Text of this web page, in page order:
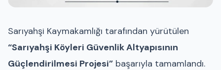
Sarıyahşi Kaymakamlığı tarafından yürütülen
“Sarıyahşi Köyleri Güvenlik Altyapısının
Güçlendirilmesi Projesi” başarıyla tamamlandı.